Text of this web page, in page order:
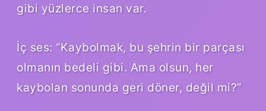
gibi yüzlerce insan var.
İç ses: “Kaybolmak, bu şehrin bir parçası
olmanın bedeli gibi. Ama olsun, her
kaybolan sonunda geri döner, değil mi?”